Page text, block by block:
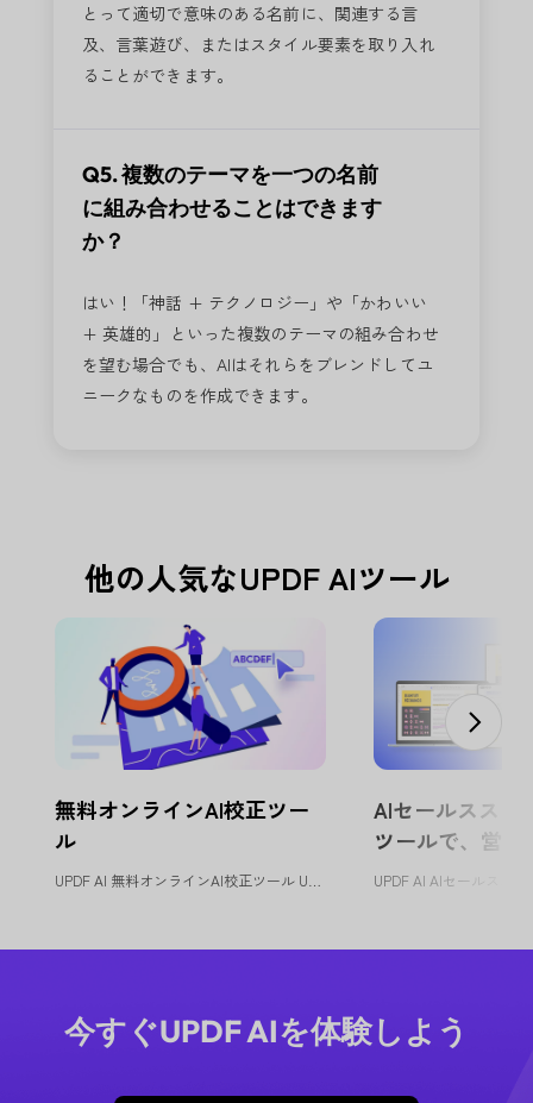
とって適切で意味のある名前に、関連する言
及、言葉遊び、またはスタイル要素を取り入れ
ることができます。
Q5. 複数のテーマを一つの名前
に組み合わせることはできます
か？
はい！「神話 + テクノロジー」や「かわいい
+ 英雄的」といった複数のテーマの組み合わせ
を望む場合でも、AIはそれらをブレンドしてユ
ニークなものを作成できます。
他の人気なUPDF AIツール
無料オンラインAI校正ツー
ル
UPDF AI 無料オンラインAI校正ツール UPDF AI校正ツールは...
AIセールススク
ツールで、営業
化
今すぐUPDF AIを体験しよう